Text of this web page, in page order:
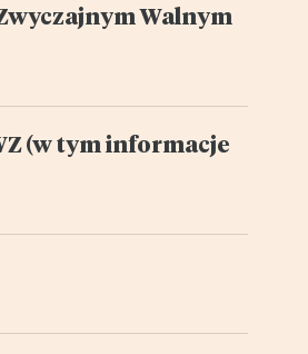
Walnym
(w tym informacje